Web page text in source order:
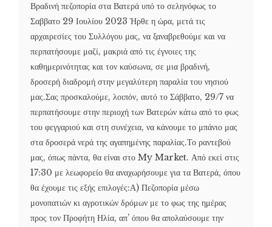
Βραδινή πεζοπορία στα Βατερά υπό το σεληνόφως το
Σαββατο 29 Ιουλίου 2023 Ήρθε η ώρα, μετά τις
αρχαιρεσίες του Συλλόγου μας, να ξαναβρεθούμε και να
περπατήσουμε μαζί, μακριά από τις έγνοιες της
καθημερινότητας και τον καύσωνα, σε μια βραδινή,
δροσερή διαδρομή στην μεγαλύτερη παραλία του νησιού
μας.Σας προσκαλούμε, λοιπόν, αυτό το Σάββατο, 29/7 να
περπατήσουμε στην περιοχή των Βατερών κάτω από το φως
του φεγγαριού και στη συνέχεια, να κάνουμε το μπάνιο μας
στα δροσερά νερά της αγαπημένης παραλίας.Το ραντεβού
μας, όπως πάντα, θα είναι στο My Market. Από εκεί στις
17:30 με λεωφορείο θα αναχωρήσουμε για τα Βατερά, όπου
θα έχουμε τις εξής επιλογές:Α) Πεζοπορία μέσω
μονοπατιών κι αγροτικών δρόμων με το φως της ημέρας
προς τον Προφήτη Ηλία, απ’ όπου θα απολαύσουμε την